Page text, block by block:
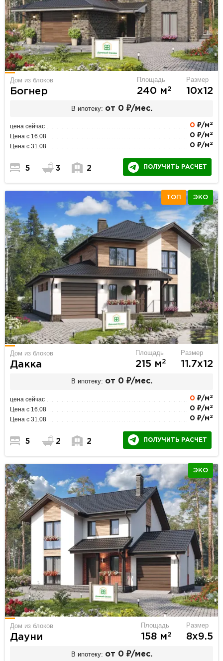
Дом из блоков
Богнер
Площадь
240 м2
Размер
10х12
В ипотеку: от 0 ₽/мес.
цена сейчас 0 ₽/м 2
Цена с 16.08 0 ₽/м 2
Цена с 31.08 0 ₽/м 2
5 3 2 ПОЛУЧИТЬ РАСЧЕТ
ТОП ЭКО
Дом из блоков
Дакка
Площадь
215 м2
Размер
11.7х12
В ипотеку: от 0 ₽/мес.
цена сейчас 0 ₽/м 2
Цена с 16.08 0 ₽/м 2
Цена с 31.08 0 ₽/м 2
5 2 2 ПОЛУЧИТЬ РАСЧЕТ
ЭКО
Дом из блоков
Дауни
Площадь
158 м2
Размер
8х9.5
В ипотеку: от 0 ₽/мес.